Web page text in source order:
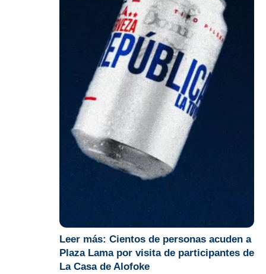
Leer más: Cientos de personas acuden a
Plaza Lama por visita de participantes de
La Casa de Alofoke